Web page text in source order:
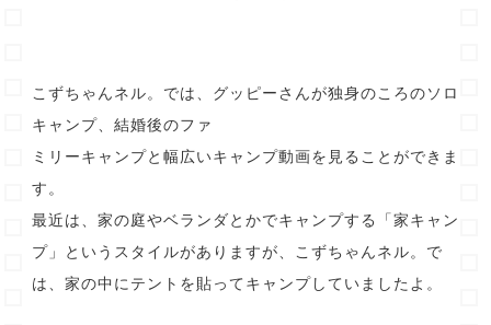
こずちゃんネル。では、グッピーさんが独身のころのソロ
キャンプ、結婚後のファ
ミリーキャンプと幅広いキャンプ動画を見ることができま
す。
最近は、家の庭やベランダとかでキャンプする「家キャン
プ」というスタイルがありますが、こずちゃんネル。で
は、家の中にテントを貼ってキャンプしていましたよ。